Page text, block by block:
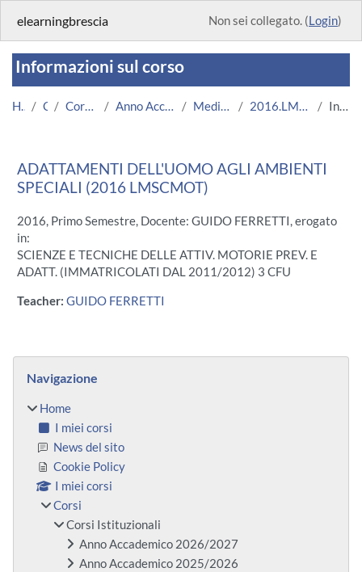
elearningbrescia Non sei collegato. (Login)
Informazioni sul corso
Home Corsi Corsi Istituzionali Anno Accademico 2016/2017 Medicina e Chirurgia 2016.LMSCMOT.U7534-9487 Introduzione
ADATTAMENTI DELL'UOMO AGLI AMBIENTI
SPECIALI (2016 LMSCMOT)
2016, Primo Semestre, Docente: GUIDO FERRETTI, erogato
in:
SCIENZE E TECNICHE DELLE ATTIV. MOTORIE PREV. E
ADATT. (IMMATRICOLATI DAL 2011/2012) 3 CFU
Teacher: GUIDO FERRETTI
Blocchi
Navigazione
Home
I miei corsi
News del sito
Cookie Policy
I miei corsi
Corsi
Corsi Istituzionali
Anno Accademico 2026/2027
Anno Accademico 2025/2026